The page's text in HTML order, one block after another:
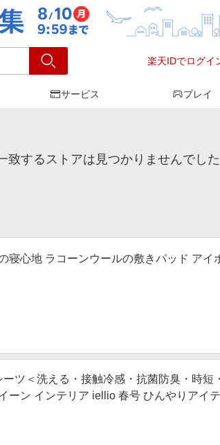
楽天IDでログイ
サービス プレイ
するストアは見つかりませんでした
心地 ラコーンウールの敷きパッド アイ
ツ＜洗える・接触冷感・抗菌防臭・時短
ーン インテリア iellio 春号 ひんやりアイ
追加,動画あり